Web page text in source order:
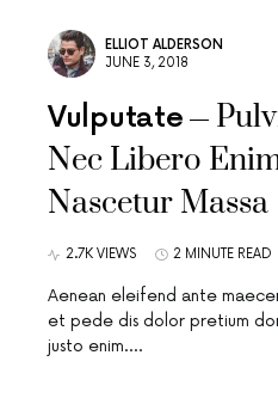
ELLIOT ALDERSON
JUNE 3, 2018
Vulputate
Nec Libero
Nascetur Massa
2.7K VIEWS 2 MINUTE READ
Aenean eleifend ante
et pede dis dolor pretium
justo enim.…